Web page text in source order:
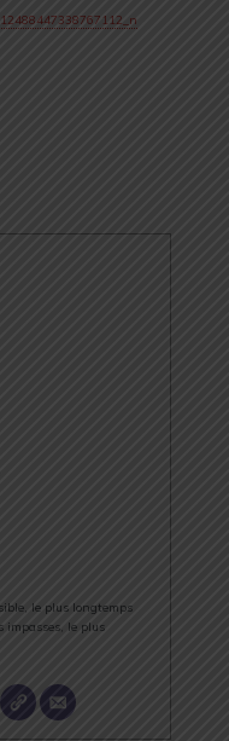
le plus longtemps
impasses, le plus